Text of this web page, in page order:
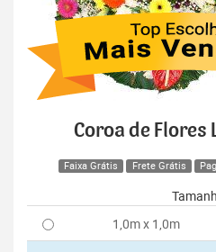
Coroa de Flores
Faixa Grátis Frete Grátis
1,0m x 1,0m